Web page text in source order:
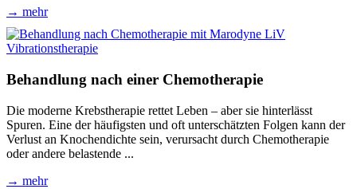
→ mehr
Behandlung nach einer Chemotherapie
Die moderne Krebstherapie rettet Leben – aber sie hinterlässt
Spuren. Eine der häufigsten und oft unterschätzten Folgen kann der
Verlust an Knochendichte sein, verursacht durch Chemotherapie
oder andere belastende ...
→ mehr